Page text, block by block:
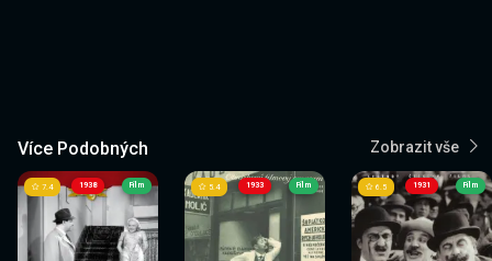
Více Podobných Zobrazit vše
1938
7.4 Film 1933
5.4 Film 1931
6.5 Film